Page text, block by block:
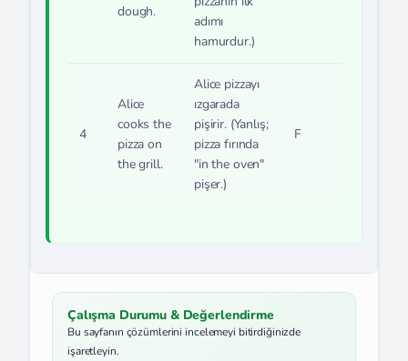
dough.
adımı
hamurdur.)
4
Alice
cooks the
pizza on
the grill.
Alice pizzayı
ızgarada
pişirir. (Yanlış;
pizza fırında
"in the oven"
pişer.)
F
Çalışma Durumu & Değerlendirme
Bu sayfanın çözümlerini incelemeyi bitirdiğinizde
işaretleyin.